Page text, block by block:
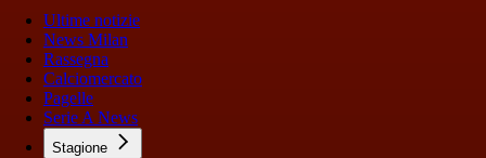
Ultime notizie
News Milan
Rassegna
Calciomercato
Pagelle
Serie A News
Stagione